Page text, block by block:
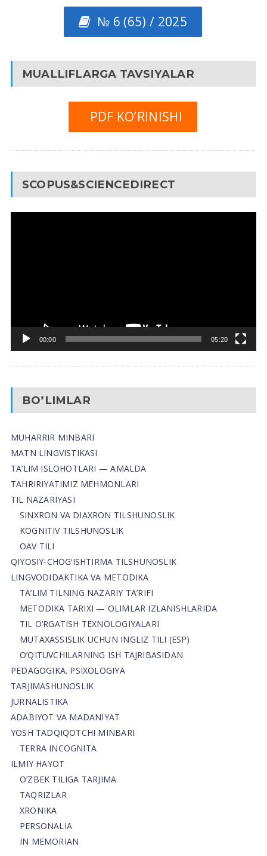
№ 6 (65) / 2025
MUALLIFLARGA TAVSIYALAR
PDF KO’RINISHI
SCOPUS&SCIENCEDIRECT
00:00 05:20
BO’LIMLAR
MUHARRIR MINBARI
MATN LINGVISTIKASI
TA’LIM ISLOHOTLARI — AMALDA
TAHRIRIYATIMIZ MEHMONLARI
TIL NAZARIYASI
SINXRON VA DIAXRON TILSHUNOSLIK
KOGNITIV TILSHUNOSLIK
OAV TILI
QIYOSIY-CHOG‘ISHTIRMA TILSHUNOSLIK
LINGVODIDAKTIKA VA METODIKA
TA’LIM TILNING NAZARIY TA’RIFI
METODIKA TARIXI — OLIMLAR IZLANISHLARIDA
TIL O’RGATISH TEXNOLOGIYALARI
MUTAXASSISLIK UCHUN INGLIZ TILI (ESP)
O’QITUVCHILARNING ISH TAJRIBASIDAN
PEDAGOGIKA. PSIXOLOGIYA
TARJIMASHUNOSLIK
JURNALISTIKA
ADABIYOT VA MADANIYAT
YOSH TADQIQOTCHI MINBARI
TERRA INCOGNITA
ILMIY HAYOT
O’ZBEK TILIGA TARJIMA
TAQRIZLAR
XRONIKA
PERSONALIA
IN MEMORIAN